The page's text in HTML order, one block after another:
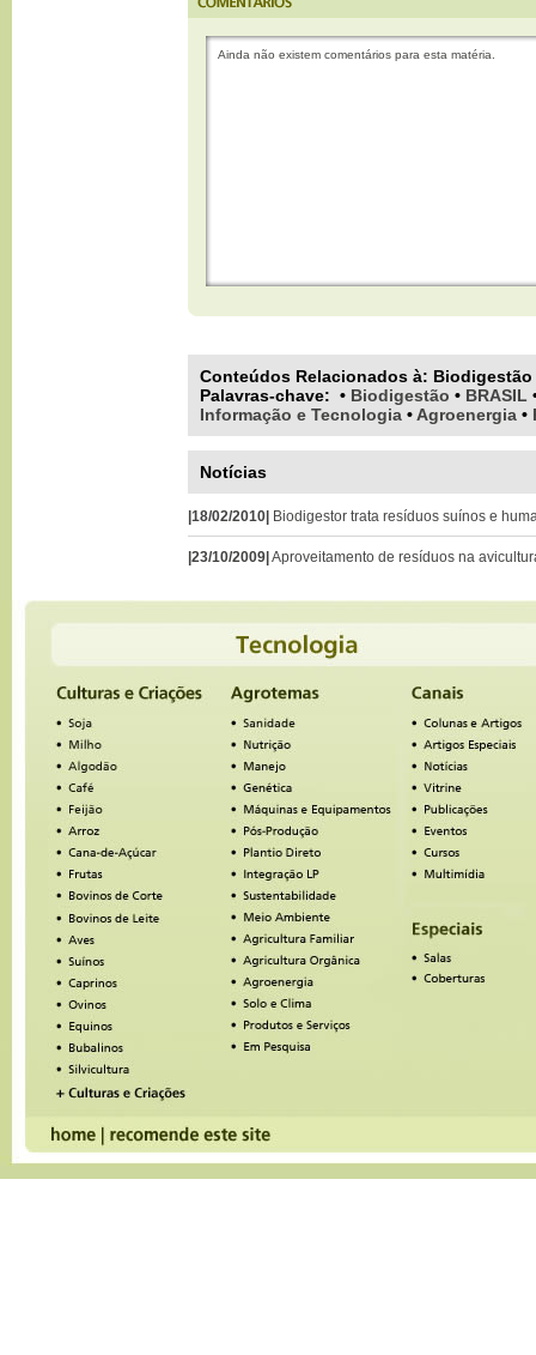
Ainda não existem comentários para esta matéria.
Conteúdos Relacionados à: Biodigestão
Palavras-chave: • Biodigestão • BRASIL
Informação e Tecnologia • Agroenergia •
Notícias
|18/02/2010| Biodigestor trata resíduos suínos e
|23/10/2009|Aproveitamento de resíduos na